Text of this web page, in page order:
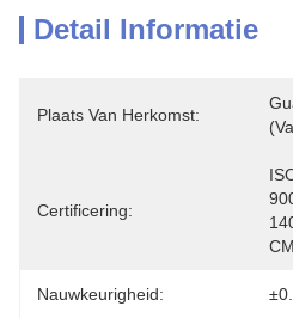
Detail Informatie
Plaats Van Herkomst:
Certificering:
Nauwkeurigheid: